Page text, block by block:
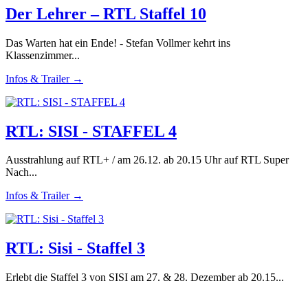
Der Lehrer – RTL Staffel 10
Das Warten hat ein Ende! - Stefan Vollmer kehrt ins
Klassenzimmer...
Infos & Trailer →
RTL: SISI - STAFFEL 4
Ausstrahlung auf RTL+ / am 26.12. ab 20.15 Uhr auf RTL Super
Nach...
Infos & Trailer →
RTL: Sisi - Staffel 3
Erlebt die Staffel 3 von SISI am 27. & 28. Dezember ab 20.15...